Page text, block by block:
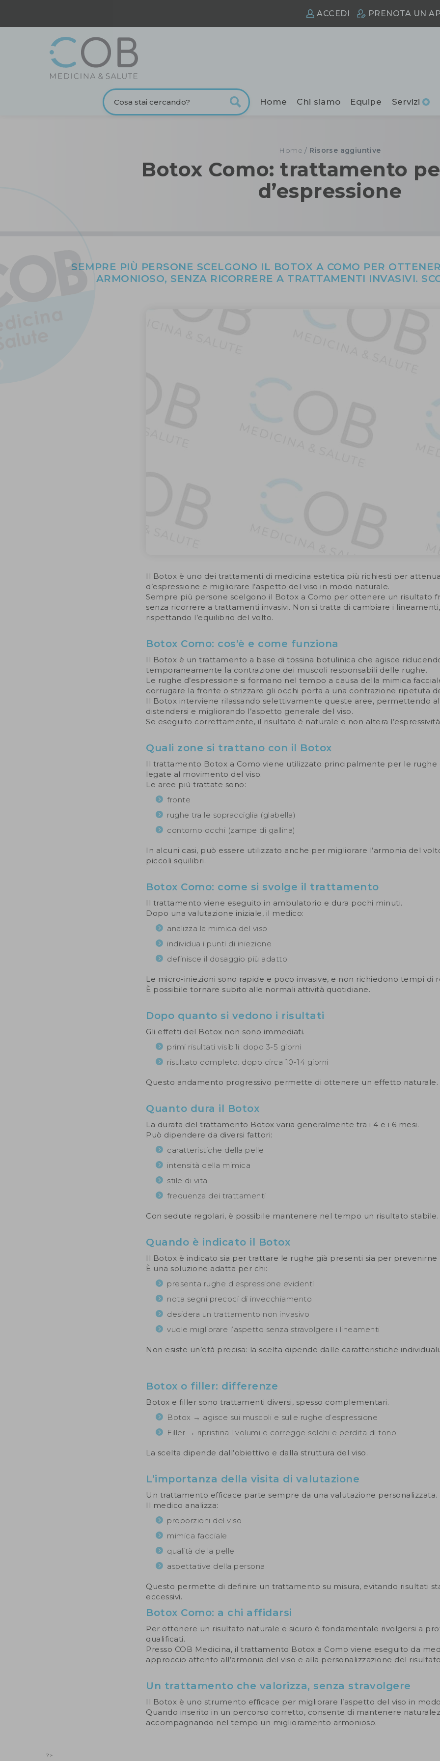
ACCEDI PRENOTA UN
Home Chi siamo Equipe Servizi
Home / Risorse aggiuntive
Botox Como: trattamento
d’espressione
SEMPRE PIÙ PERSONE SCELGONO IL BOTOX A COMO PER
ARMONIOSO, SENZA RICORRERE A TRATTAMENTI INVASIVI.
Il Botox è uno dei trattamenti di medicina estetica più richiesti per
d’espressione e migliorare l’aspetto del viso in modo naturale.
Sempre più persone scelgono il Botox a Como per ottenere un risultato
senza ricorrere a trattamenti invasivi. Non si tratta di cambiare i
rispettando l’equilibrio del volto.
Botox Como: cos’è e come funziona
Il Botox è un trattamento a base di tossina botulinica che agisce
temporaneamente la contrazione dei muscoli responsabili delle rughe.
Le rughe d’espressione si formano nel tempo a causa della mimica
corrugare la fronte o strizzare gli occhi porta a una contrazione ripetuta
Il Botox interviene rilassando selettivamente queste aree, permettendo
distendersi e migliorando l’aspetto generale del viso.
Se eseguito correttamente, il risultato è naturale e non altera
Quali zone si trattano con il Botox
Il trattamento Botox a Como viene utilizzato principalmente per le rughe
legate al movimento del viso.
Le aree più trattate sono:
fronte
rughe tra le sopracciglia (glabella)
contorno occhi (zampe di gallina)
In alcuni casi, può essere utilizzato anche per migliorare l’armonia del
piccoli squilibri.
Botox Como: come si svolge il trattamento
Il trattamento viene eseguito in ambulatorio e dura pochi minuti.
Dopo una valutazione iniziale, il medico:
analizza la mimica del viso
individua i punti di iniezione
definisce il dosaggio più adatto
Le micro-iniezioni sono rapide e poco invasive, e non richiedono tempi di
È possibile tornare subito alle normali attività quotidiane.
Dopo quanto si vedono i risultati
Gli effetti del Botox non sono immediati.
primi risultati visibili: dopo 3-5 giorni
risultato completo: dopo circa 10-14 giorni
Questo andamento progressivo permette di ottenere un effetto naturale.
Quanto dura il Botox
La durata del trattamento Botox varia generalmente tra i 4 e i 6 mesi.
Può dipendere da diversi fattori:
caratteristiche della pelle
intensità della mimica
stile di vita
frequenza dei trattamenti
Con sedute regolari, è possibile mantenere nel tempo un risultato stabile.
Quando è indicato il Botox
Il Botox è indicato sia per trattare le rughe già presenti sia per prevenirne
È una soluzione adatta per chi:
presenta rughe d’espressione evidenti
nota segni precoci di invecchiamento
desidera un trattamento non invasivo
vuole migliorare l’aspetto senza stravolgere i lineamenti
Non esiste un’età precisa: la scelta dipende dalle caratteristiche individuali.
Botox o filler: differenze
Botox e filler sono trattamenti diversi, spesso complementari.
Botox → agisce sui muscoli e sulle rughe d’espressione
Filler → ripristina i volumi e corregge solchi e perdita di tono
La scelta dipende dall’obiettivo e dalla struttura del viso.
L’importanza della visita di valutazione
Un trattamento efficace parte sempre da una valutazione personalizzata.
Il medico analizza:
proporzioni del viso
mimica facciale
qualità della pelle
aspettative della persona
Questo permette di definire un trattamento su misura, evitando risultati
eccessivi.
Botox Como: a chi affidarsi
Per ottenere un risultato naturale e sicuro è fondamentale rivolgersi a
qualificati.
Presso COB Medicina, il trattamento Botox a Como viene eseguito da
approccio attento all’armonia del viso e alla personalizzazione del
Un trattamento che valorizza, senza stravolgere
Il Botox è uno strumento efficace per migliorare l’aspetto del viso in
Quando inserito in un percorso corretto, consente di mantenere
accompagnando nel tempo un miglioramento armonioso.
?>